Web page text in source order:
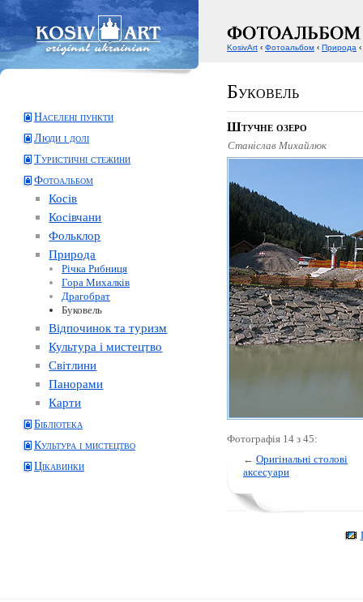
Буковель
Населені пункти
Люди і долі
Туристичні стежини
Фотоальбом
Косів
Косівчани
Фольклор
Природа
Річка Рибниця
Гора Михалків
Драгобрат
Буковель
Відпочинок та туризм
Культура і мистецтво
Світлини
Панорами
Карти
Бібліотека
Культура і мистецтво
Цікавинки
Штучне озеро
Станіслав Михайлюк
Фотографія 14 з 45:
← Оригінальні столові
аксесуари
KosivArt ‹ Фотоальбом ‹ Природа